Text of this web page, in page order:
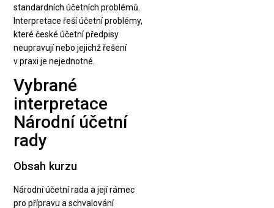
standardních účetních problémů.
Interpretace řeší účetní problémy,
které české účetní předpisy
neupravují nebo jejichž řešení
v praxi je nejednotné.
Vybrané
interpretace
Národní účetní
rady
Obsah kurzu
Národní účetní rada a její rámec
pro přípravu a schvalování